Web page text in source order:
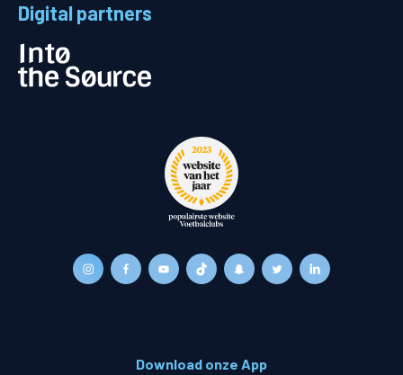
Digital partners
Download onze App